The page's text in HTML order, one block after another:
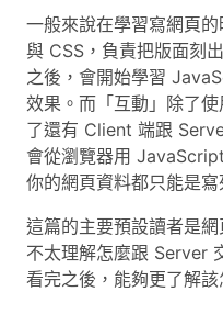
一般來說在學習寫網頁
與 CSS，負責把版面刻
之後，會開始學習
效果。而「互動」除了
了還有 Client 端跟
會從瀏覽器用
你的網頁資料都只能是寫
這篇的主要預設讀者是
不太理解怎麼跟 Server
看完之後，能夠更了解該